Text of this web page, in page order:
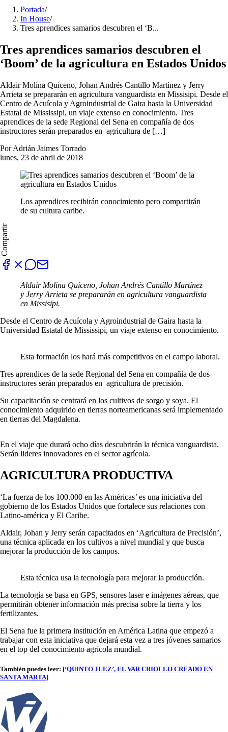
Portada/
In House/
Tres aprendices samarios descubren el ‘B...
Tres aprendices samarios descubren el
‘Boom’ de la agricultura en Estados Unidos
Aldair Molina Quiceno, Johan Andrés Cantillo Martínez y Jerry
Arrieta se prepararán en agricultura vanguardista en Missisipi. Desde el
Centro de Acuícola y Agroindustrial de Gaira hasta la Universidad
Estatal de Mississipi, un viaje extenso en conocimiento. Tres
aprendices de la sede Regional del Sena en compañía de dos
instructores serán preparados en agricultura de […]
Por Adrián Jaimes Torrado
lunes, 23 de abril de 2018
Los aprendices recibirán conocimiento pero compartirán
de su cultura caribe.
Compartir
Aldair Molina Quiceno, Johan Andrés Cantillo Martínez
y Jerry Arrieta se prepararán en agricultura vanguardista
en Missisipi.
Desde el Centro de Acuícola y Agroindustrial de Gaira hasta la
Universidad Estatal de Mississipi, un viaje extenso en conocimiento.
Esta formación los hará más competitivos en el campo laboral.
Tres aprendices de la sede Regional del Sena en compañía de dos
instructores serán preparados en agricultura de precisión.
Su capacitación se centrará en los cultivos de sorgo y soya. El
conocimiento adquirido en tierras norteamericanas será implementado
en tierras del Magdalena.
En el viaje que durará ocho días descubrirán la técnica vanguardista.
Serán lideres innovadores en el sector agrícola.
AGRICULTURA PRODUCTIVA
‘La fuerza de los 100.000 en las Américas’ es una iniciativa del
gobierno de los Estados Unidos que fortalece sus relaciones con
Latino-américa y El Caribe.
Aldair, Johan y Jerry serán capacitados en ‘Agricultura de Precisión’,
una técnica aplicada en los cultivos a nivel mundial y que busca
mejorar la producción de los campos.
Esta técnica usa la tecnología para mejorar la producción.
La tecnología se basa en GPS, sensores laser e imágenes aéreas, que
permitirán obtener información más precisa sobre la tierra y los
fertilizantes.
El Sena fue la primera institución en América Latina que empezó a
trabajar con esta iniciativa que dejará esta vez a tres jóvenes samarios
en el top del conocimiento agrícola mundial.
También puedes leer: [‘QUINTO JUEZ’, EL VAR CRIOLLO CREADO EN
SANTA MARTA]